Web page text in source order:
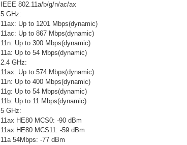
IEEE 802.11a/b/g/n/ac/ax
5 GHz:
11ax: Up to 1201 Mbps(dynamic)
11ac: Up to 867 Mbps(dynamic)
11n: Up to 300 Mbps(dynamic)
11a: Up to 54 Mbps(dynamic)
2.4 GHz:
11ax: Up to 574 Mbps(dynamic)
11n: Up to 400 Mbps(dynamic)
11g: Up to 54 Mbps(dynamic)
11b: Up to 11 Mbps(dynamic)
5 GHz:
11ax HE80 MCS0: -90 dBm
11ax HE80 MCS11: -59 dBm
11a 54Mbps: -77 dBm